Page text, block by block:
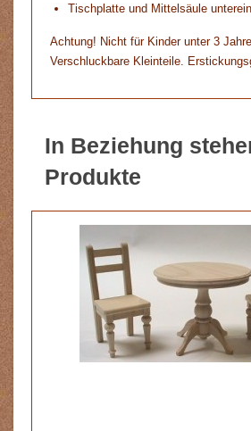
Tischplatte und Mittelsäule
Achtung! Nicht für Kinder unter 3
Verschluckbare Kleinteile.
In Beziehung
Produkte